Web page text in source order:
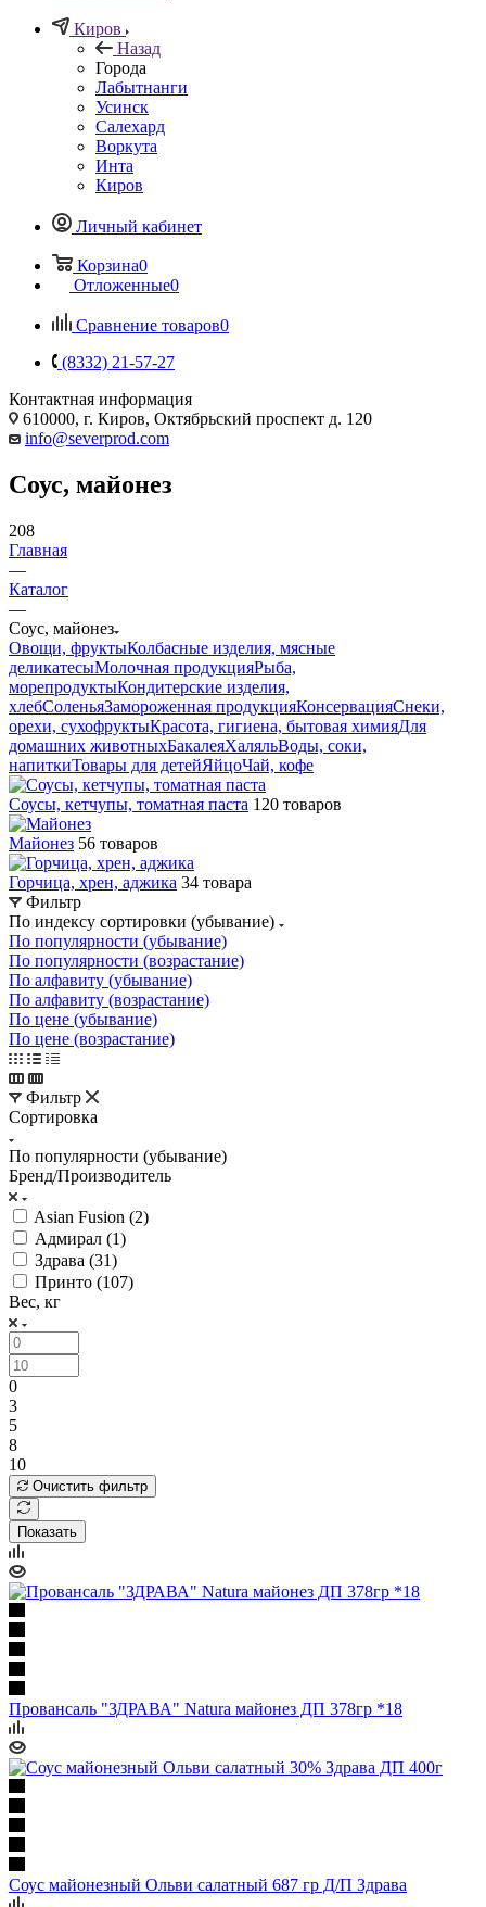
Киров
Назад
Города
Лабытнанги
Усинск
Салехард
Воркута
Инта
Киров
Личный кабинет
Корзина0
Отложенные0
Сравнение товаров0
(8332) 21-57-27
Контактная информация
610000, г. Киров, Октябрьский проспект д. 120
info@severprod.com
Соус, майонез
208
Главная
—
Каталог
—
Соус, майонез
Овощи, фруктыКолбасные изделия, мясные
деликатесыМолочная продукцияРыба,
морепродуктыКондитерские изделия,
хлебСоленьяЗамороженная продукцияКонсервацияСнеки,
орехи, сухофруктыКрасота, гигиена, бытовая химияДля
домашних животныхБакалеяХаляльВоды, соки,
напиткиТовары для детейЯйцоЧай, кофе
Соусы, кетчупы, томатная паста 120 товаров
Майонез 56 товаров
Горчица, хрен, аджика 34 товара
Фильтр
По индексу сортировки (убывание)
По популярности (убывание)
По популярности (возрастание)
По алфавиту (убывание)
По алфавиту (возрастание)
По цене (убывание)
По цене (возрастание)
Фильтр
Сортировка
По популярности (убывание)
Бренд/Производитель
Asian Fusion (2)
Адмирал (1)
Здрава (31)
Принто (107)
Вес, кг
0
3
5
8
10
Очистить фильтр
Показать
Провансаль "ЗДРАВА" Natura майонез ДП 378гр *18
Соус майонезный Ольви салатный 687 гр Д/П Здрава